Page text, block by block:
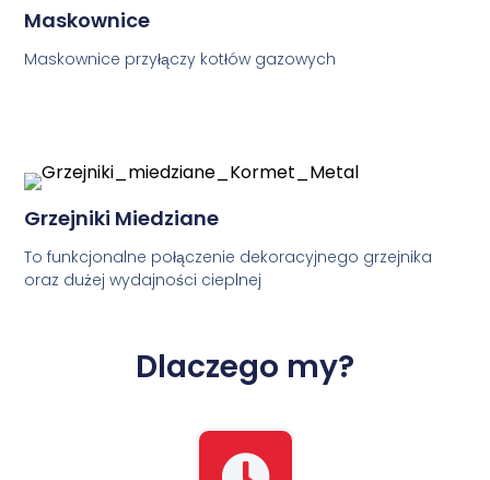
Maskownice
Maskownice przyłączy kotłów gazowych
Grzejniki Miedziane
To funkcjonalne połączenie dekoracyjnego grzejnika
oraz dużej wydajności cieplnej
Dlaczego my?